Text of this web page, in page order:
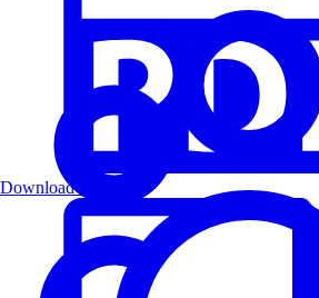
Download PDF